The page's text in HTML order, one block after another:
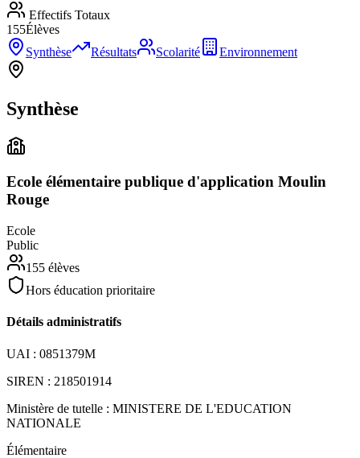
Effectifs Totaux
155Élèves
Synthèse
Résultats Scolarité Environnement
Synthèse
Ecole élémentaire publique d'application Moulin
Rouge
Ecole
Public
155 élèves
Hors éducation prioritaire
Détails administratifs
UAI : 0851379M
SIREN : 218501914
Ministère de tutelle : MINISTERE DE L'EDUCATION
NATIONALE
Élémentaire